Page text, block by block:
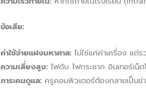
ข้อเสีย:
ค่าใช้จ่ายแฝงมหาศาล: ไม่ใช่แค่ค่าเครื่อง แต่
ความเสี่ยงสูง: ไฟดับ ไฟกระชาก อินเทอร์เ
ภาระคนดูแล: ครูคอมพิวเตอร์ต้องกลายเป็น